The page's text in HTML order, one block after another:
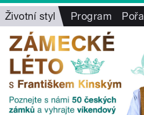
Životní styl Program